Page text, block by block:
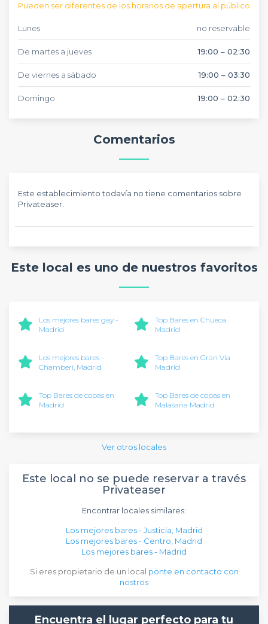
Pueden ser diferentes de los horarios de apertura al público
Lunes no reservable
De martes a jueves 19:00 – 02:30
De viernes a sábado 19:00 – 03:30
Domingo 19:00 – 02:30
Comentarios
Este establecimiento todavía no tiene comentarios sobre
Privateaser.
Este local es uno de nuestros favoritos
Los mejores bares gay -
Madrid
Top Bares en Chueca
Madrid
Los mejores bares -
Chamberí, Madrid
Top Bares en Gran Vía
Madrid
Top Bares de copas en
Madrid
Top Bares de copas en
Malasaña Madrid
Ver otros locales
Este local no se puede reservar a través
Privateaser
Encontrar locales similares:
Los mejores bares - Justicia, Madrid
Los mejores bares - Centro, Madrid
Los mejores bares - Madrid
Si eres propietario de un local ponte en contacto con
nostros
Encuentra el lugar perfecto para tu